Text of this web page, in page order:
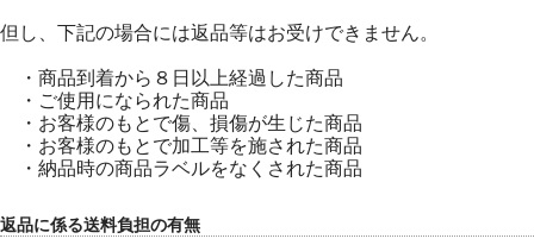
但し、下記の場合には返品等はお受けできません。
・商品到着から８日以上経過した商品
・ご使用になられた商品
・お客様のもとで傷、損傷が生じた商品
・お客様のもとで加工等を施された商品
・納品時の商品ラベルをなくされた商品
返品に係る送料負担の有無